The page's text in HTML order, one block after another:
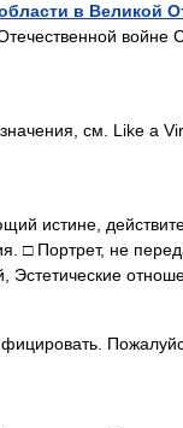
в Великой
войне
см. Like a
истине,
□ Портрет, не
Эстетические